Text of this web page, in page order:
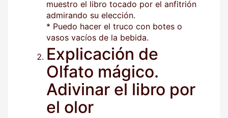
muestro el libro tocado por el anfitrión
admirando su elección.
* Puedo hacer el truco con botes o
vasos vacíos de la bebida.
Explicación de
Olfato mágico.
Adivinar el libro por
el olor